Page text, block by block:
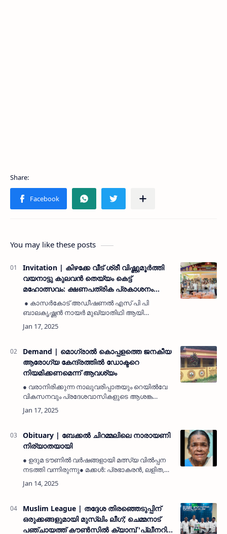
You may like these posts
Invitation | കിഴക്കേ വീട് ശ്രീ വിഷ്ണുമൂർത്തി
വയനാട്ടു കുലവൻ തെയ്യം കെട്ട്
മഹോത്സവം: ക്ഷണപത്രിക പ്രകാശനം
ചെയ്‌തു
● കാസർകോട് അഡീഷണൽ എസ് പി പി
ബാലകൃഷ്ണന്‍ നായർ മുഖ്യാതിഥി ആയി
പങ്കെടുത്തു. ● എരിയകൊട്ട ഭഗവതി
സേവാസംഘം ഭാരവാഹികൾ, മറ്റ് പ്രമുഖ
പങ്കെടുത്തു.കാവുഗ…
Demand | മൊഗ്രാൽ കൊപ്പളത്തെ ജനകീയ
ആരോഗ്യ കേന്ദ്രത്തിൽ ഡോക്ടറെ
നിയമിക്കണമെന്ന് ആവശ്യം
● വരാനിരിക്കുന്ന നാലുവരിപ്പാതയും റെയിൽവേ
വികസനവും പ്രദേശവാസികളുടെ ആശങ്ക
വർദ്ധിപ്പിക്കുന്നു. ● മൊഗ്രാൽ തീരദേശത്തെ
മത്സ്യത്തൊഴിലാളികൾ അടക്കമുള്ള
Obituary | ബേക്കൽ ചിറമ്മലിലെ നാരായണി
നിര്യാതയായി
● ഉദുമ ടൗണിൽ വർഷങ്ങളായി മത്സ്യ വിൽപ്പന
നടത്തി വന്നിരുന്നു● മക്കൾ: പ്രഭാകരൻ, ലളിത,
സുലോചന, അനിത, സുനിത, ബേക്കൽ:
(MyKasargodVartha) ചിറമ്മലിലെ പരേതനായ
Muslim League | തദ്ദേശ തിരഞ്ഞെടുപ്പിന്
ഒരുക്കങ്ങളുമായി മുസ്ലിം ലീഗ്; ചെമ്മനാട്
പഞ്ചായത്ത് കൗൺസിൽ ക്യാമ്പ് 'പ്ലീനറി